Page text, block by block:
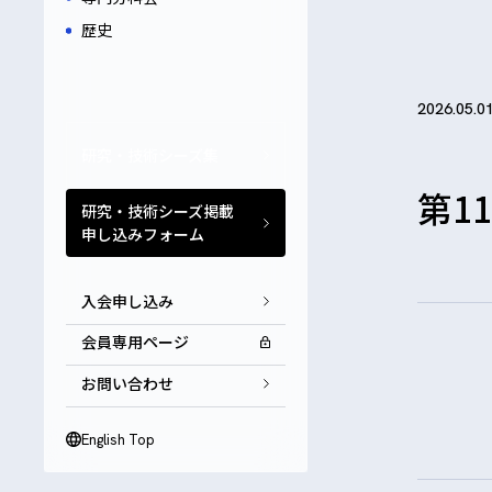
歴史
研究・技術シーズ掲載
申し込みフォーム
入会申し込み
会員専用ページ
お問い合わせ
English Top
第